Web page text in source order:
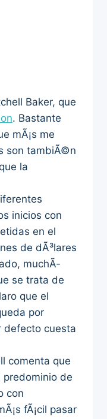
Baker, que
. Bastante
mÃ¡s me
son tambiÃ©n
la
inicios con
en el
de dÃ³lares
muchÃ­
se trata de
que el
por
defecto cuesta
comenta que
predominio de
con
fÃ¡cil pasar